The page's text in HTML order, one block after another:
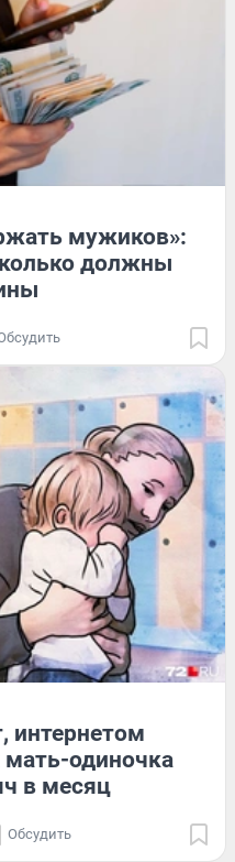
мужиков»:
должны
интернетом
мать-одиночка
в месяц
Обсудить